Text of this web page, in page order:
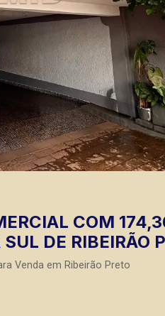
COM
DE RIBEIRÃO
Venda em Ribeirão Preto